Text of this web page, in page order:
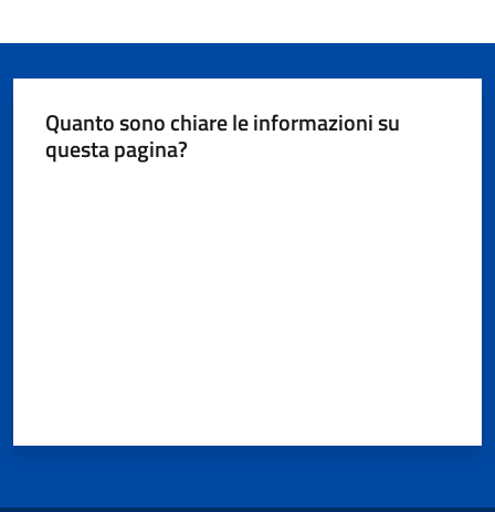
Quanto sono chiare le informazioni su
questa pagina?